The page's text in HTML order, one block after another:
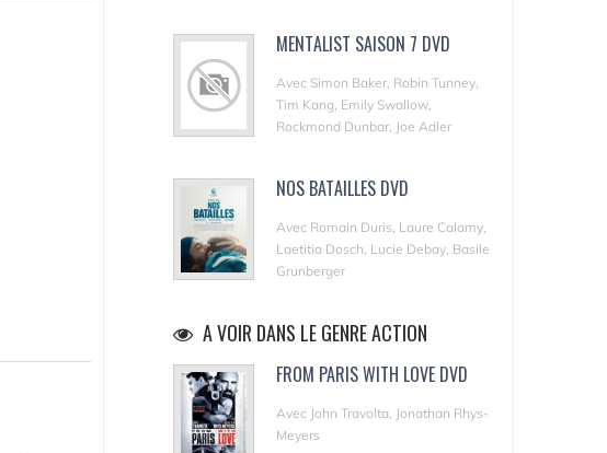
MENTALIST SAISON 7 DVD
Avec Simon Baker, Robin Tunney,
Tim Kang, Emily Swallow,
Rockmond Dunbar, Joe Adler
NOS BATAILLES DVD
Avec Romain Duris, Laure Calamy,
Laetitia Dosch, Lucie Debay, Basile
Grunberger
A VOIR DANS LE GENRE ACTION
FROM PARIS WITH LOVE DVD
Avec John Travolta, Jonathan Rhys-
Meyers